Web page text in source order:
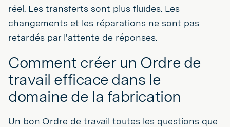
réel. Les transferts sont plus fluides. Les
changements et les réparations ne sont pas
retardés par l'attente de réponses.
Comment créer un Ordre de
travail efficace dans le
domaine de la fabrication
Un bon Ordre de travail toutes les questions que